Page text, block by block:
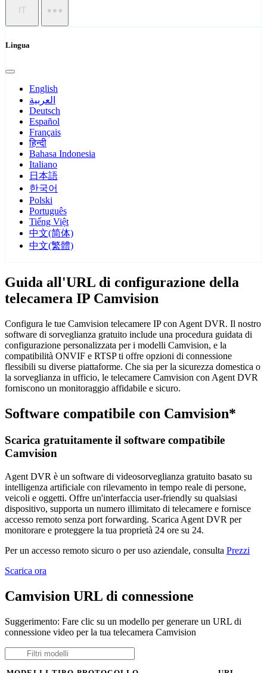
IT
Lingua
English
العربية
Deutsch
Español
Français
हिन्दी
Bahasa Indonesia
Italiano
日本語
한국어
Polski
Português
Tiếng Việt
中文(简体)
中文(繁體)
Guida all'URL di configurazione della
telecamera IP Camvision
Configura le tue Camvision telecamere IP con Agent DVR. Il nostro
software di sorveglianza gratuito include una procedura guidata di
configurazione personalizzata per i modelli Camvision, e la
compatibilità ONVIF e RTSP ti offre opzioni di connessione
flessibili su diverse piattaforme. Che sia per la sicurezza domestica o
la sorveglianza in ufficio, le telecamere Camvision con Agent DVR
forniscono un monitoraggio affidabile e sicuro.
Software compatibile con Camvision*
Scarica gratuitamente il software compatibile
Camvision
Agent DVR è un software di videosorveglianza gratuito basato su
intelligenza artificiale con rilevamento in tempo reale di persone,
veicoli e oggetti. Offre un'interfaccia user-friendly su qualsiasi
dispositivo, supporta un numero illimitato di telecamere e fornisce
accesso remoto senza port forwarding. Scarica Agent DVR per
monitorare e proteggere la tua proprietà 24 ore su 24.
Per un accesso remoto sicuro o per uso aziendale, consulta Prezzi
Scarica ora
Camvision URL di connessione
Suggerimento: Fare clic su un modello per generare un URL di
connessione video per la tua telecamera Camvision